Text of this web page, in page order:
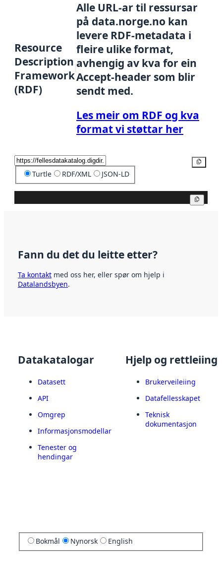
Resource
Description
Framework
(RDF)
Alle URL-ar til ressursar
på data.norge.no kan
levere RDF-metadata i
fleire ulike format,
avhengig av kva for ein
Accept-header som blir
sendt med.
Les meir om RDF og kva
format vi støttar her
Turtle RDF/XML JSON-LD
Fann du det du leitte etter?
Ta kontakt med oss her, eller spør om hjelp i
Datalandsbyen.
Datakatalogar
Datasett
API
Omgrep
Informasjonsmodellar
Tenester og
hendingar
Hjelp og rettleiing
Brukerveileiing
Datafellesskapet
Teknisk
dokumentasjon
Bokmål Nynorsk English